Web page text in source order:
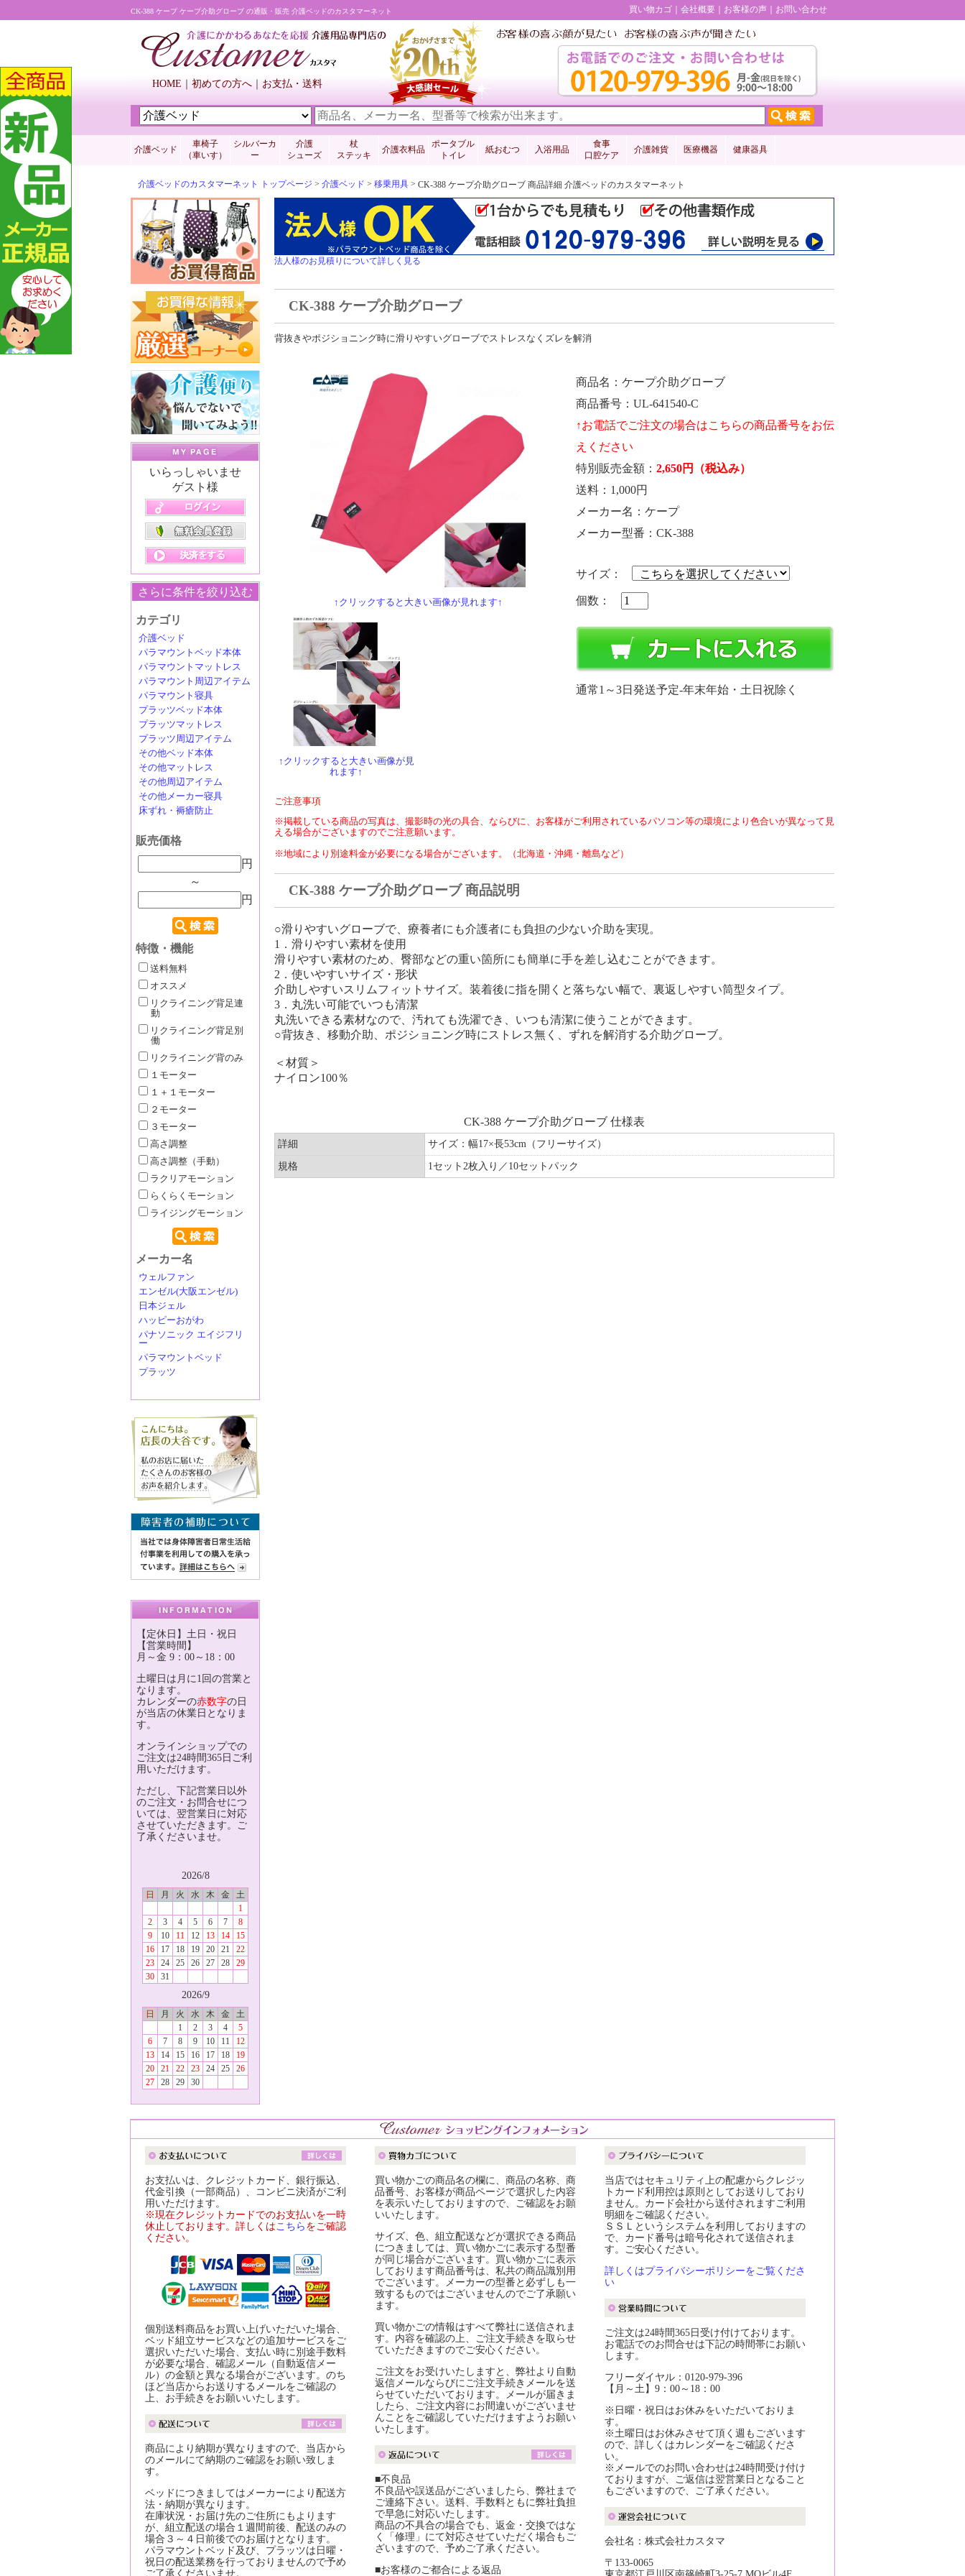
CK-388 ケープ ケープ介助グローブ の通販・販売 介護ベッドのカスタマーネット 買い物カゴ 会社概要 お客様の声 お問い合わせ
HOME 初めての方へ お支払・送料
介護ベッド
車椅子
（車いす）
シルバーカ
ー
介護
シューズ
杖
ステッキ
介護衣料品
ポータブル
トイレ
紙おむつ 入浴用品
食事
口腔ケア
介護雑貨 医療機器 健康器具
介護ベッドのカスタマーネット トップページ > 介護ベッド > 移乗用具 > CK-388 ケープ介助グローブ 商品詳細 介護ベッドのカスタマーネット
いらっしゃいませ
ゲスト様
さらに条件を絞り込む
カテゴリ
介護ベッド
パラマウントベッド本体
パラマウントマットレス
パラマウント周辺アイテム
パラマウント寝具
プラッツベッド本体
プラッツマットレス
プラッツ周辺アイテム
その他ベッド本体
その他マットレス
その他周辺アイテム
その他メーカー寝具
床ずれ・褥瘡防止
販売価格
円
～
円
特徴・機能
送料無料
オススメ
リクライニング背足連
動
リクライニング背足別
働
リクライニング背のみ
１モーター
１＋１モーター
２モーター
３モーター
高さ調整
高さ調整（手動）
ラクリアモーション
らくらくモーション
ライジングモーション
メーカー名
ウェルファン
エンゼル(大阪エンゼル)
日本ジェル
ハッピーおがわ
パナソニック エイジフリ
ー
パラマウントベッド
プラッツ
【定休日】土日・祝日
【営業時間】
月～金 9：00～18：00
土曜日は月に1回の営業と
なります。
カレンダーの赤数字の日
が当店の休業日となりま
す。
オンラインショップでの
ご注文は24時間365日ご利
用いただけます。
ただし、下記営業日以外
のご注文・お問合せにつ
いては、翌営業日に対応
させていただきます。ご
了承くださいませ。
2026/8
日 月 火 水 木 金
土
1
2
3 4 5 6 7
8
9
10 11 12 13 14
15
16
17 18 19 20 21
22
23
24 25 26 27 28
29
30
31
2026/9
日 月 火 水 木 金
土
1
2 3 4
5
6
7 8 9 10 11
12
13
14 15 16 17 18
19
20
21 22 23 24 25
26
27
28 29 30
法人様のお見積りについて詳しく見る
CK-388 ケープ介助グローブ
背抜きやポジショニング時に滑りやすいグローブでストレスなくズレを解消
↑クリックすると大きい画像が見れます↑
↑クリックすると大きい画像が見
れます↑
商品名
ケープ介助グローブ
商品番号
UL-641540-C
特別販売金額 2,650円
（税込み）
送料
1,000円
メーカー名
ケープ
メーカー型番
CK-388
サイズ：
個数：
通常1～3日発送予定-年末年始・土日祝除く
ご注意事項
※掲載している商品の写真は、撮影時の光の具合、ならびに、お客様がご利用されているパソコン等の環境により色合いが異なって見
える場合がございますのでご注意願います。
※地域により別途料金が必要になる場合がございます。（北海道・沖縄・離島など）
CK-388 ケープ介助グローブ 商品説明
○滑りやすいグローブで、療養者にも介護者にも負担の少ない介助を実現。
1．滑りやすい素材を使用
滑りやすい素材のため、臀部などの重い箇所にも簡単に手を差し込むことができます。
2．使いやすいサイズ・形状
介助しやすいスリムフィットサイズ。装着後に指を開くと落ちない幅で、裏返しやすい筒型タイプ。
3．丸洗い可能でいつも清潔
丸洗いできる素材なので、汚れても洗濯でき、いつも清潔に使うことができます。
○背抜き、移動介助、ポジショニング時にストレス無く、ずれを解消する介助グローブ。
＜材質＞
ナイロン100％
CK-388 ケープ介助グローブ 仕様表
詳細 サイズ：幅17×長53cm（フリーサイズ）
規格 1セット2枚入り／10セットパック
お支払いは、クレジットカード、銀行振込、
代金引換（一部商品）、コンビニ決済がご利
用いただけます。
※現在クレジットカードでのお支払いを一時
休止しております。詳しくは こちら をご確認
ください。
個別送料商品をお買い上げいただいた場合、
ベッド組立サービスなどの追加サービスをご
選択いただいた場合、支払い時に別途手数料
が必要な場合、確認メール（自動返信メー
ル）の金額と異なる場合がございます。のち
ほど当店からお送りするメールをご確認の
上、お手続きをお願いいたします。
商品により納期が異なりますので、当店から
のメールにて納期のご確認をお願い致しま
す。
ベッドにつきましてはメーカーにより配送方
法・納期が異なります。
在庫状況・お届け先のご住所にもよります
が、組立配送の場合１週間前後、配送のみの
場合３～４日前後でのお届けとなります。
パラマウントベッド及び、プラッツは日曜・
祝日の配送業務を行っておりませんので予め
ご了承くださいませ。
買い物かごの商品名の欄に、商品の名称、商
品番号、お客様が商品ページで選択した内容
を表示いたしておりますので、ご確認をお願
いいたします。
サイズ、色、組立配送などが選択できる商品
につきましては、買い物かごに表示する型番
が同じ場合がございます。買い物かごに表示
しております商品番号は、私共の商品識別用
でございます。メーカーの型番と必ずしも一
致するものではございませんのでご了承願い
ます。
買い物かごの情報はすべて弊社に送信されま
す。内容を確認の上、ご注文手続きを取らせ
ていただきますのでご安心ください。
ご注文をお受けいたしますと、弊社より自動
返信メールならびにご注文手続きメールを送
らせていただいております。メールが届きま
したら、ご注文内容にお間違いがございませ
んことをご確認していただけますようお願い
いたします。
■不良品
不良品や誤送品がございましたら、弊社まで
ご連絡下さい。送料、手数料ともに弊社負担
で早急に対応いたします。
商品の不具合の場合でも、返金・交換ではな
く「修理」にて対応させていただく場合もご
ざいますので、予めご了承ください。
■お客様のご都合による返品
当店ではセキュリティ上の配慮からクレジッ
トカード利用控は原則としてお送りしており
ません。カード会社から送付されますご利用
明細をご確認ください。
ＳＳＬというシステムを利用しておりますの
で、カード番号は暗号化されて送信されま
す。ご安心ください。
詳しくはプライバシーポリシーをご覧くださ
い
ご注文は24時間365日受け付けております。
お電話でのお問合せは下記の時間帯にお願い
します。
フリーダイヤル：0120-979-396
【月～土】9：00～18：00
※日曜・祝日はお休みをいただいておりま
す。
※土曜日はお休みさせて頂く週もございます
ので、詳しくはカレンダーをご確認くださ
い。
※メールでのお問い合わせは24時間受け付け
ておりますが、ご返信は翌営業日となること
もございますので、ご了承ください。
会社名：株式会社カスタマ
〒133-0065